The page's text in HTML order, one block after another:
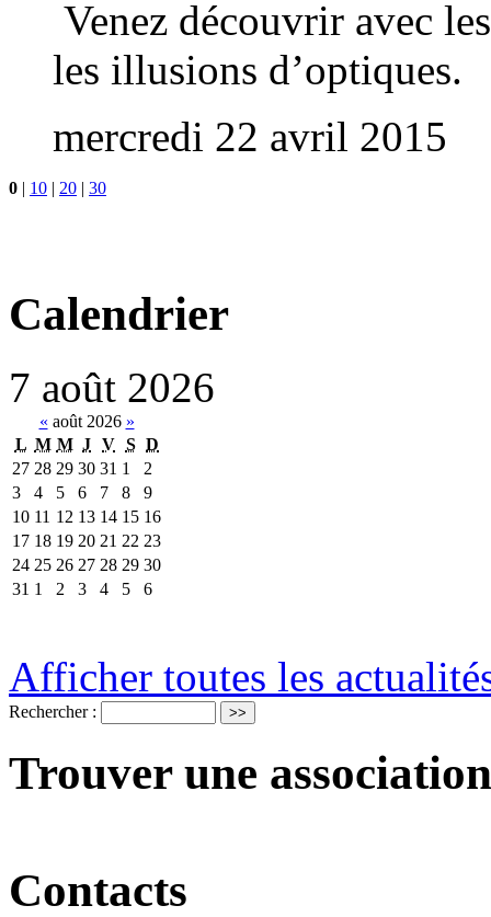
Venez découvrir avec
les illusions d’optiques.
mercredi 22 avril 2015
0 10 20 30
Calendrier
7 août 2026
« août 2026 »
L M M J V S D
27 28 29 30 31 1
2
3
4 5 6 7 8
9
10 11 12 13 14 15 16
17 18 19 20 21 22 23
24 25 26 27 28 29 30
31 1 2 3 4 5 6
Afficher toutes les
Rechercher :
Trouver une
Contacts